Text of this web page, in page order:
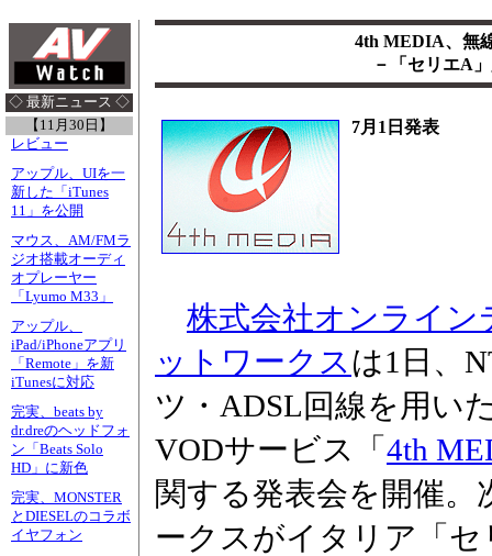
◇ 最新ニュース ◇
【11月30日】
レビュー
アップル、UIを一
新した「iTunes
11」を公開
マウス、AM/FMラ
ジオ搭載オーディ
オプレーヤー
「Lyumo M33」
アップル、
iPad/iPhoneアプリ
「Remote」を新
iTunesに対応
完実、beats by
dr.dreのヘッドフォ
ン「Beats Solo
HD」に新色
完実、MONSTER
とDIESELのコラボ
イヤフォン
4th MEDIA、無
－「セリエA
7月1日発表
株式会社オンライン
ットワークス は1日、
ツ・ADSL回線を用い
VODサービス「 4th
関する発表会を開催
ークスがイタリア「